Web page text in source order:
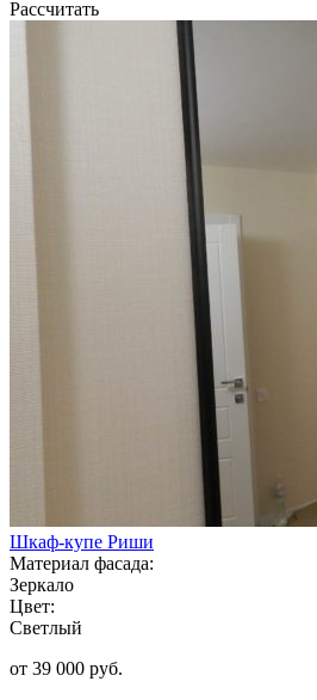
Рассчитать
Шкаф-купе Риши
Материал фасада:
Зеркало
Цвет:
Светлый
от 39 000 руб.